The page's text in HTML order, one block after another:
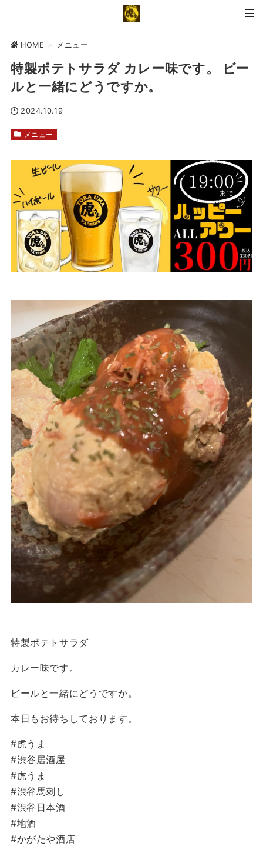
HOME > メニュー
特製ポテトサラダ カレー味です。 ビー
ルと一緒にどうですか。
2024.10.19
メニュー
特製ポテトサラダ
カレー味です。
ビールと一緒にどうですか。
本日もお待ちしております。
#虎うま
#渋谷居酒屋
#虎うま
#渋谷馬刺し
#渋谷日本酒
#地酒
#かがたや酒店